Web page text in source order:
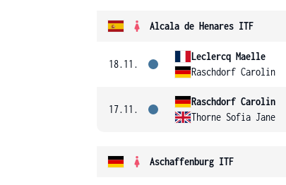
Alcala de Henares ITF
18.11.
Leclercq Maelle
Raschdorf Carolin
17.11.
Raschdorf Carolin
Thorne Sofia Jane
Aschaffenburg ITF